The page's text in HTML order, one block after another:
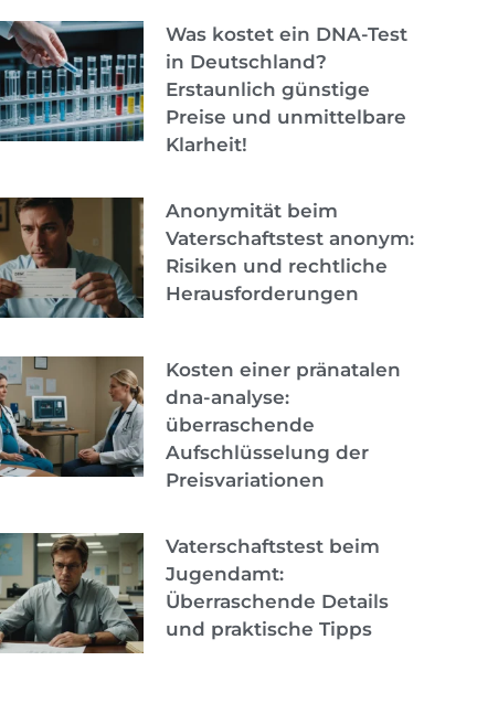
Was kostet ein DNA-Test
in Deutschland?
Erstaunlich günstige
Preise und unmittelbare
Klarheit!
Anonymität beim
Vaterschaftstest anonym:
Risiken und rechtliche
Herausforderungen
Kosten einer pränatalen
dna-analyse:
überraschende
Aufschlüsselung der
Preisvariationen
Vaterschaftstest beim
Jugendamt:
Überraschende Details
und praktische Tipps